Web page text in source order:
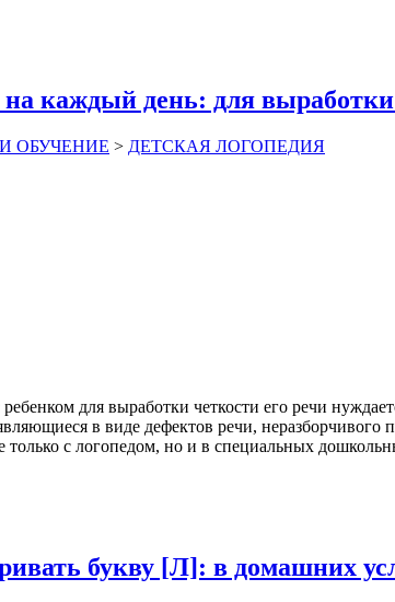
каждый день: для
ОБУЧЕНИЕ > ДЕТСКАЯ ЛОГОПЕДИЯ
для выработки четкости его речи
в виде дефектов речи,
с логопедом, но и в специальных
букву [Л]: в домашних